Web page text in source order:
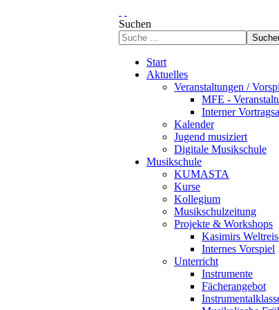
Suchen
Start
Aktuelles
Veranstaltungen /
MFE -
Interner
Kalender
Jugend musiziert
Digitale Musikschule
Musikschule
KUMASTA
Kurse
Kollegium
Musikschulzeitung
Projekte & Workshops
Kasimirs
Internes Vorspiel
Unterricht
Instrumente
Fächerangebot